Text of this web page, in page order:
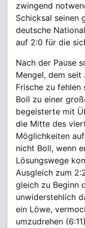
zwingend
Schicksal seinen
deutsche
auf 2:0 für die
Nach der Pause
Mengel, dem
Frische zu fehlen
Boll zu einer
begeisterte mit
die Mitte des
Möglichkeiten
nicht Boll, wenn
Lösungswege
Ausgleich zum
gleich zu Beginn
unwiderstehlich
ein Löwe,
umzudrehen